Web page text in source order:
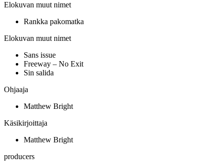
Elokuvan muut nimet
Rankka pakomatka
Elokuvan muut nimet
Sans issue
Freeway – No Exit
Sin salida
Ohjaaja
Matthew Bright
Käsikirjoittaja
Matthew Bright
producers